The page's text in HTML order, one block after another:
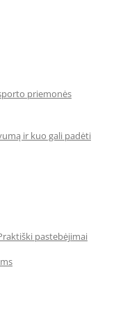
priemonės
ir kuo gali padėti
pastebėjimai